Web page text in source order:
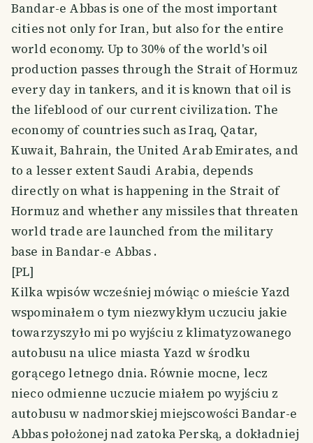
Bandar-e Abbas is one of the most important
cities not only for Iran, but also for the entire
world economy. Up to 30% of the world's oil
production passes through the Strait of Hormuz
every day in tankers, and it is known that oil is
the lifeblood of our current civilization. The
economy of countries such as Iraq, Qatar,
Kuwait, Bahrain, the United Arab Emirates, and
to a lesser extent Saudi Arabia, depends
directly on what is happening in the Strait of
Hormuz and whether any missiles that threaten
world trade are launched from the military
base in Bandar-e Abbas .
[PL]
Kilka wpisów wcześniej mówiąc o mieście Yazd
wspominałem o tym niezwykłym uczuciu jakie
towarzyszyło mi po wyjściu z klimatyzowanego
autobusu na ulice miasta Yazd w środku
gorącego letnego dnia. Równie mocne, lecz
nieco odmienne uczucie miałem po wyjściu z
autobusu w nadmorskiej miejscowości Bandar-e
Abbas położonej nad zatoka Perską, a dokładniej